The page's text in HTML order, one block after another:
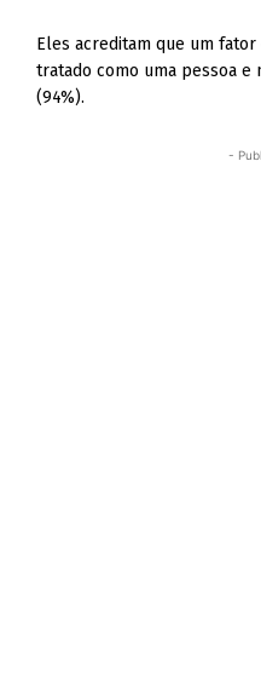
Eles acreditam que um
tratado como uma pessoa e
(94%).
-